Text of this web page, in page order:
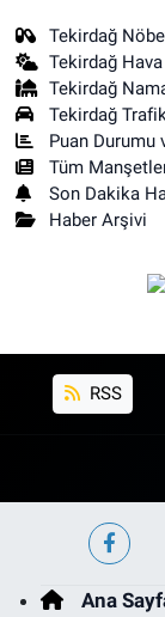
Tekirdağ
Tekirdağ
Tekirdağ
Tekirdağ
Puan Durumu
Tüm
Son Dakika
Haber Arşivi
RSS
Ana